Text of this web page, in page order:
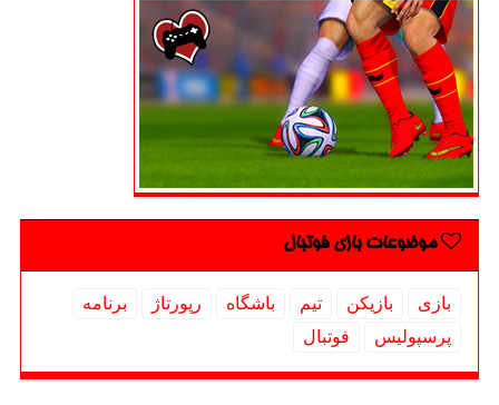
موضوعات بازی فوتبال
بازی بازیكن تیم باشگاه رپورتاژ
برنامه
پرسپولیس
فوتبال